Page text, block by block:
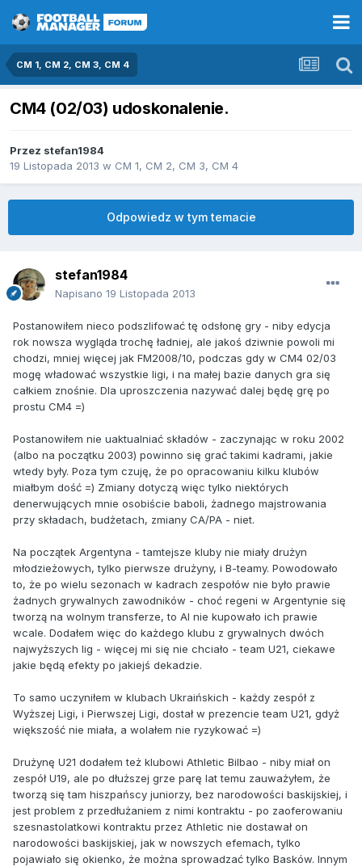
CM 1, CM 2, CM 3, CM 4
CM4 (02/03) udoskonalenie.
Przez stefan1984
19 Listopada 2013 w CM 1, CM 2, CM 3, CM 4
Odpowiedz w tym temacie
stefan1984
Napisano 19 Listopada 2013
Postanowiłem nieco podszlifować tę odsłonę gry - niby edycja
rok nowsza wygląda trochę ładniej, ale jakoś dziwnie powoli mi
chodzi, mniej więcej jak FM2008/10, podczas gdy w CM4 02/03
mogę władować wszystkie ligi, i na małej bazie danych gra się
całkiem znośnie. Dla uproszczenia nazywać dalej będę grę po
prostu CM4 =)
Postanowiłem nie uaktualniać składów - zaczynając w roku 2002
(albo na początku 2003) powinno się grać takimi kadrami, jakie
wtedy były. Poza tym czuję, że po opracowaniu kilku klubów
miałbym dość =) Zmiany dotyczą więc tylko niektórych
denerwujących mnie osobiście baboli, żadnego majstrowania
przy składach, budżetach, zmiany CA/PA - niet.
Na początek Argentyna - tamtejsze kluby nie miały drużyn
młodzieżowych, tylko pierwsze drużyny, i B-teamy. Powodowało
to, że po wielu sezonach w kadrach zespołów nie było prawie
żadnych grywalnych zawodników - choć regeni w Argentynie się
tworzą na wolnym transferze, to AI nie kupowało ich prawie
wcale. Dodałem więc do każdego klubu z grywalnych dwóch
najwyższych lig - więcej mi się nie chciało - team U21, ciekawe
jakie będą efekty po jakiejś dekadzie.
To samo uczyniłem w klubach Ukraińskich - każdy zespół z
Wyższej Ligi, i Pierwszej Ligi, dostał w prezencie team U21, gdyż
większość nie miała, a wolałem nie ryzykować =)
Drużynę U21 dodałem też klubowi Athletic Bilbao - niby miał on
zespół U19, ale po dłuższej grze parę lat temu zauważyłem, że
tworzą się tam hiszpańscy juniorzy, bez narodowości baskijskiej, i
jest problem z przedłużaniem z nimi kontraktu - po zaoferowaniu
szesnastolatkowi kontraktu przez Athletic nie dostawał on
narodowości baskijskiej, jak w nowszych efemach, tylko
pojawiało się okienko, że można sprowadzać tylko Basków. Innym